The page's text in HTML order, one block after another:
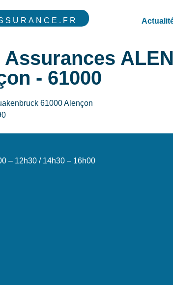
Assurances
- 61000
61000 Alençon
– 12h30 / 14h30 – 16h00